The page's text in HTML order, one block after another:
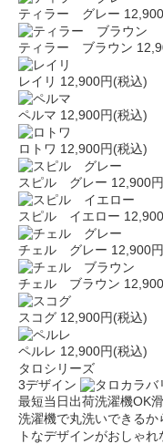
ティラー グレー
ティラー ブラウン
レイリ 12,900円(税込)
ペルマ 12,900円(税込)
ロトワ 12,900円(税込)
スピル グレー 12,900
スピル イエロー
チェル グレー 12,900
チェル ブラウン
スコグ 12,900円(税込)
ペルレ 12,900円(税込)
タロシリーズ
3デザイン
最短当日出荷洗濯機OK
洗濯機で丸洗いできる
トなデザインがおしゃ